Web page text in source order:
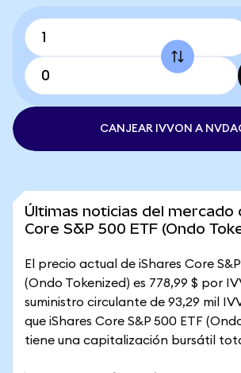
CANJEAR IVVON A
Últimas noticias del mercado
Core S&P 500 ETF (Ondo
El precio actual de iShares Core
(Ondo Tokenized) es 778,99 $ por
suministro circulante de 93,29 mil
que iShares Core S&P 500 ETF
tiene una capitalización bursátil